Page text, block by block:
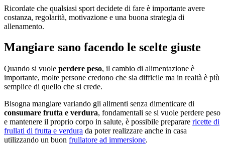
Ricordate che qualsiasi sport decidete di fare è importante avere
costanza, regolarità, motivazione e una buona strategia di
allenamento.
Mangiare sano facendo le scelte giuste
Quando si vuole perdere peso, il cambio di alimentazione è
importante, molte persone credono che sia difficile ma in realtà è più
semplice di quello che si crede.
Bisogna mangiare variando gli alimenti senza dimenticare di
consumare frutta e verdura, fondamentali se si vuole perdere peso
e mantenere il proprio corpo in salute, è possibile preparare ricette di
frullati di frutta e verdura da poter realizzare anche in casa
utilizzando un buon frullatore ad immersione.